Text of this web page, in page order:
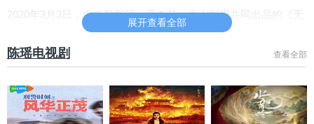
2020年3月3日，由企鹅影视、爱奇艺、唐人影视共同出品的《无
分别饰演姐姐柳青鸾和弟弟柳玄鹄。其主演的电视剧《穿盔甲的
出。
展开查看全部
陈瑶电视剧 查看全部